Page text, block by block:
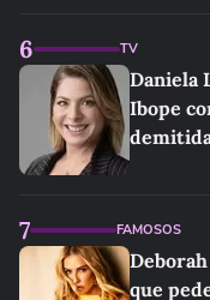
6 TV
Daniela
Ibope
7 FAMOSOS
que